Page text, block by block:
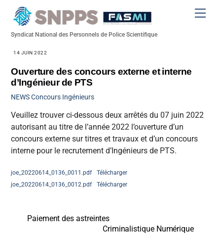
Syndicat National des Personnels de Police Scientifique
14 JUIN 2022
Ouverture des concours externe et interne
d’Ingénieur de PTS
NEWS Concours Ingénieurs
Veuillez trouver ci-dessous deux arrêtés du 07 juin 2022
autorisant au titre de l’année 2022 l’ouverture d’un
concours externe sur titres et travaux et d’un concours
interne pour le recrutement d’Ingénieurs de PTS.
joe_20220614_0136_0011.pdf
Télécharger
joe_20220614_0136_0012.pdf
Télécharger
Paiement des astreintes
Criminalistique Numérique